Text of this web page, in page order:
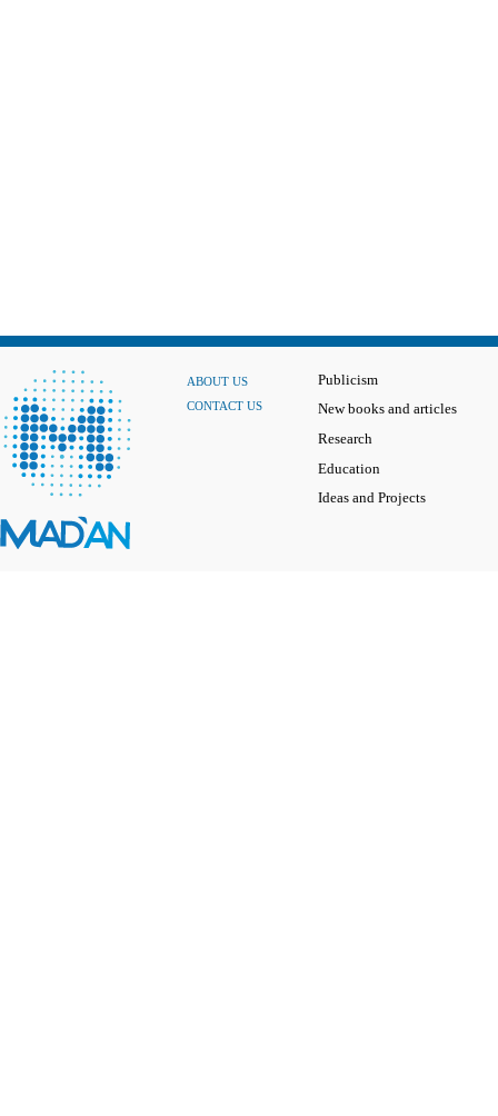
ABOUT US
CONTACT US
Publicism
New books and articles
Research
Education
Ideas and Projects